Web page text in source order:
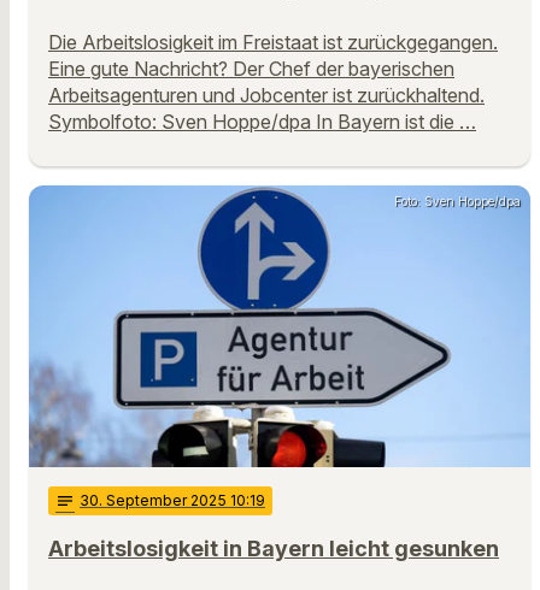
Die Arbeitslosigkeit im Freistaat ist zurückgegangen.
Eine gute Nachricht? Der Chef der bayerischen
Arbeitsagenturen und Jobcenter ist zurückhaltend.
Symbolfoto: Sven Hoppe/dpa In Bayern ist die …
Foto: Sven Hoppe/dpa
notes 30. September 2025 10:19
Arbeitslosigkeit in Bayern leicht gesunken